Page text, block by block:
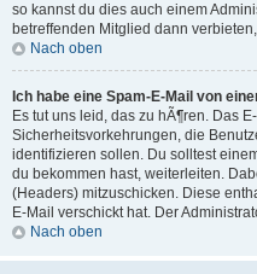
so kannst du dies auch einem
betreffenden Mitglied dann
Nach oben
Ich habe eine Spam-E-Mail von
Es tut uns leid, das zu hÃ¶ren. Das
Sicherheitsvorkehrungen, die
identifizieren sollen. Du solltest
du bekommen hast, weiterleiten.
(Headers) mitzuschicken. Diese
E-Mail verschickt hat. Der
Nach oben